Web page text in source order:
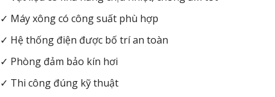
✓ Máy xông có công suất phù hợp
✓ Hệ thống điện được bố trí an toàn
✓ Phòng đảm bảo kín hơi
✓ Thi công đúng kỹ thuật